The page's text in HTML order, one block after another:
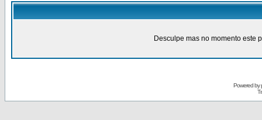
Desculpe mas no momento este
Powered by